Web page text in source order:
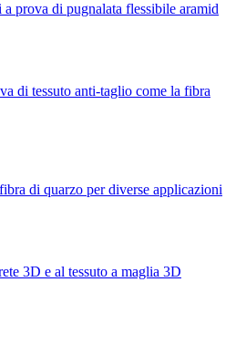
prova di pugnalata flessibile aramid
di tessuto anti-taglio come la fibra
di quarzo per diverse applicazioni
3D e al tessuto a maglia 3D